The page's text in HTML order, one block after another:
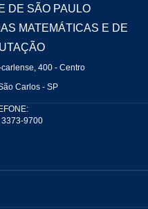
DE SÃO PAULO
MATEMÁTICAS E DE
400 - Centro
Carlos - SP
9700